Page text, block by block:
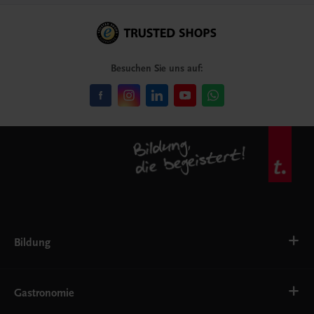
Besuchen Sie uns auf:
Bildung
Ernährung
Gastronomie